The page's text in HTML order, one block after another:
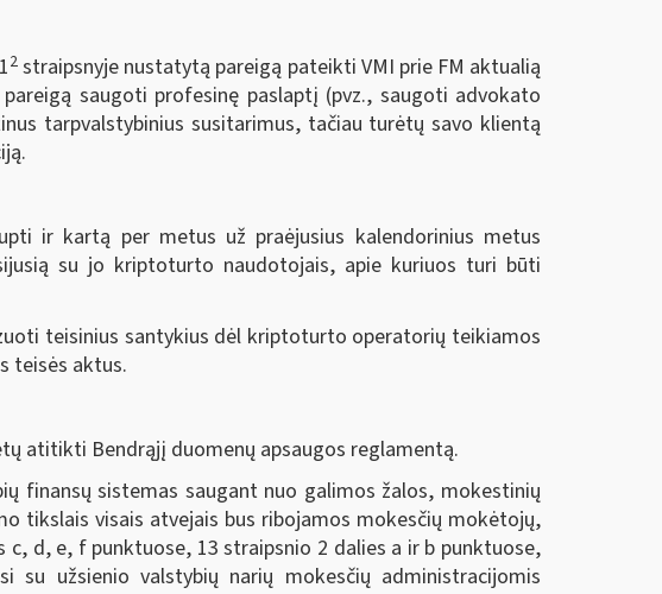
2 straipsnyje nustatytą pareigą pateikti VMI prie FM aktualią
saugoti profesinę paslaptį (pvz., saugoti advokato
tarpvalstybinius susitarimus, tačiau turėtų savo klientą
ir kartą per metus už praėjusius kalendorinius metus
su jo kriptoturto naudotojais, apie kuriuos turi būti
teisinius santykius dėl kriptoturto operatorių teikiamos
teisės aktus.
atitikti Bendrąjį duomenų apsaugos reglamentą.
finansų sistemas saugant nuo galimos žalos, mokestinių
tikslais visais atvejais bus ribojamos mokesčių mokėtojų,
d, e, f punktuose, 13 straipsnio 2 dalies a ir b punktuose,
užsienio valstybių narių mokesčių administracijomis